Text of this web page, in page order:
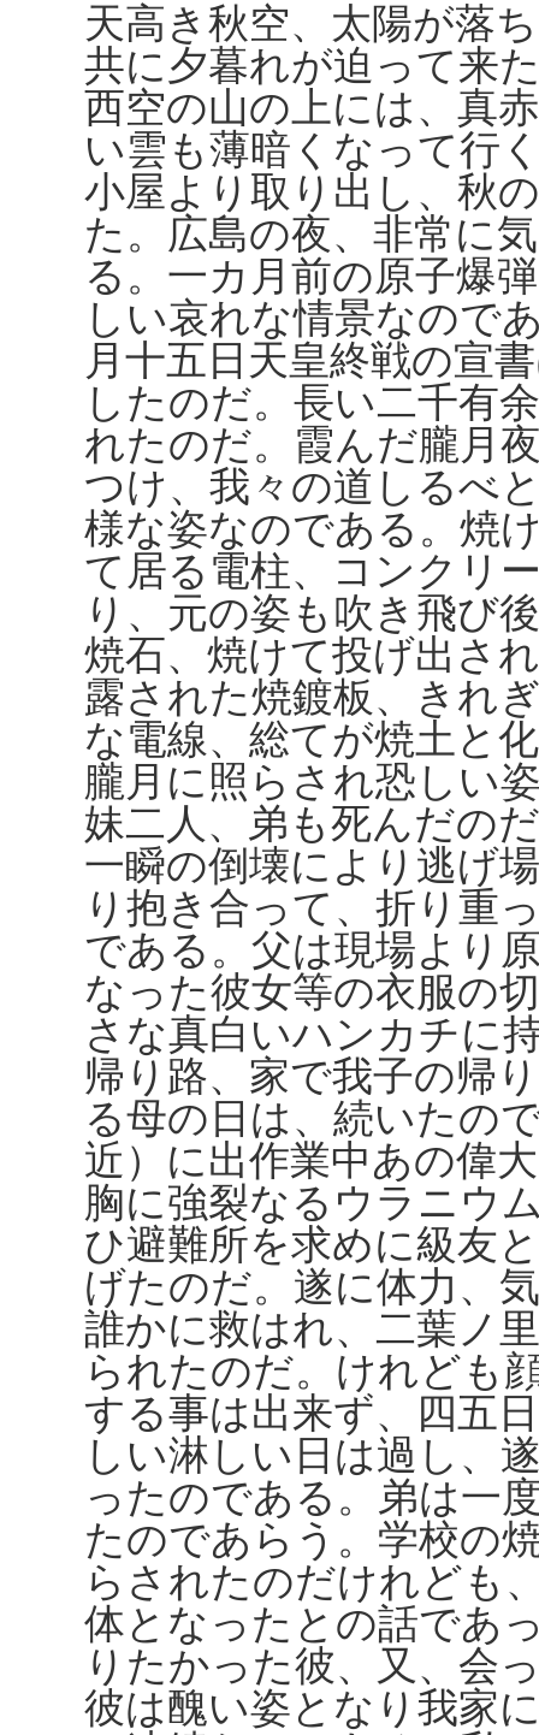
天高き秋空、太陽が落
共に夕暮れが迫って来
西空の山の上には、真
い雲も薄暗くなって行
小屋より取り出し、秋
た。広島の夜、非常に
る。一カ月前の原子爆
しい哀れな情景なので
月十五日天皇終戦の宣
したのだ。長い二千有
れたのだ。霞んだ朧月
つけ、我々の道しるべ
様な姿なのである。焼
て居る電柱、コンクリ
り、元の姿も吹き飛び
焼石、焼けて投げ出さ
露された焼鍍板、きれ
な電線、総てが焼土と
朧月に照らされ恐しい
妹二人、弟も死んだの
一瞬の倒壊により逃げ
り抱き合って、折り重
である。父は現場より
なった彼女等の衣服の
さな真白いハンカチに
帰り路、家で我子の帰
る母の日は、続いたの
近）に出作業中あの偉
胸に強裂なるウラニウ
ひ避難所を求めに級友
げたのだ。遂に体力、
誰かに救はれ、二葉ノ
られたのだ。けれども
する事は出来ず、四五
しい淋しい日は過し、
ったのである。弟は一
たのであらう。学校の
らされたのだけれども
体となったとの話であ
りたかった彼、又、会
彼は醜い姿となり我家